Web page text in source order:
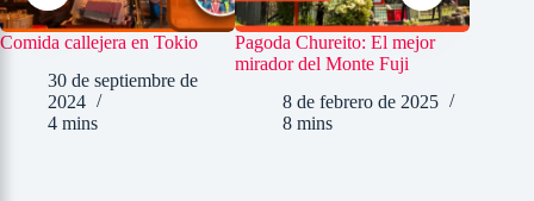
Comida callejera en Tokio
30 de septiembre de
2024
4 mins
Pagoda Chureito: El mejor
mirador del Monte Fuji
8 de febrero de 2025
8 mins